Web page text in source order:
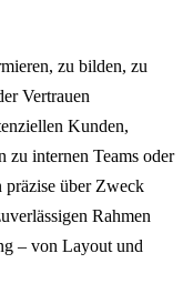
zu bilden, zu
Vertrauen
Kunden,
zu internen Teams oder
präzise über Zweck
Rahmen
– von Layout und